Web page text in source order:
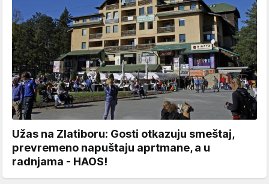
Užas na Zlatiboru: Gosti otkazuju smeštaj,
prevremeno napuštaju aprtmane, a u
radnjama - HAOS!